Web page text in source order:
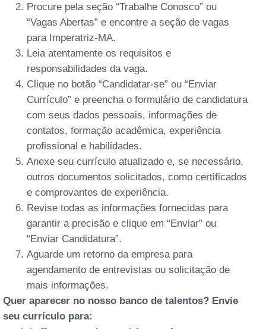
Procure pela seção “Trabalhe Conosco” ou
“Vagas Abertas” e encontre a seção de vagas
para Imperatriz-MA.
Leia atentamente os requisitos e
responsabilidades da vaga.
Clique no botão “Candidatar-se” ou “Enviar
Currículo” e preencha o formulário de candidatura
com seus dados pessoais, informações de
contatos, formação acadêmica, experiência
profissional e habilidades.
Anexe seu currículo atualizado e, se necessário,
outros documentos solicitados, como certificados
e comprovantes de experiência.
Revise todas as informações fornecidas para
garantir a precisão e clique em “Enviar” ou
“Enviar Candidatura”.
Aguarde um retorno da empresa para
agendamento de entrevistas ou solicitação de
mais informações.
Quer aparecer no nosso banco de talentos? Envie
seu currículo para: